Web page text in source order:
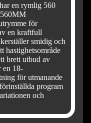
en rymlig 560
för
en kraftfull
smidig och
hastighetsområde
brett utbud av
en 18-
för utmanande
program
och